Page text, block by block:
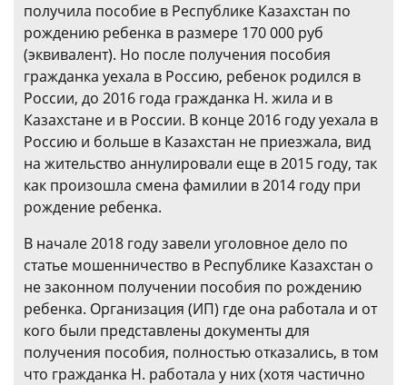
получила пособие в Республике Казахстан по
рождению ребенка в размере 170 000 руб
(эквивалент). Но после получения пособия
гражданка уехала в Россию, ребенок родился в
России, до 2016 года гражданка Н. жила и в
Казахстане и в России. В конце 2016 году уехала в
Россию и больше в Казахстан не приезжала, вид
на жительство аннулировали еще в 2015 году, так
как произошла смена фамилии в 2014 году при
рождение ребенка.
В начале 2018 году завели уголовное дело по
статье мошенничество в Республике Казахстан о
не законном получении пособия по рождению
ребенка. Организация (ИП) где она работала и от
кого были представлены документы для
получения пособия, полностью отказались, в том
что гражданка Н. работала у них (хотя частично